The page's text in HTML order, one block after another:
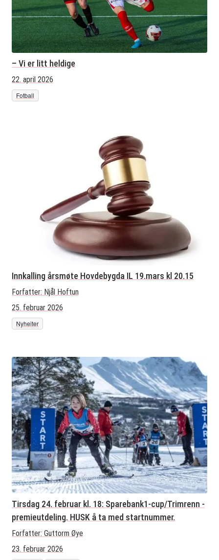
– Vi er litt heldige
22. april 2026
Fotball
Innkalling årsmøte Hovdebygda IL 19.mars kl 20.15
Forfatter: Njål Hoftun
25. februar 2026
Nyheiter
Tirsdag 24. februar kl. 18: Sparebank1-cup/Trimrenn -
premieutdeling. HUSK å ta med startnummer.
Forfatter: Guttorm Øye
23. februar 2026